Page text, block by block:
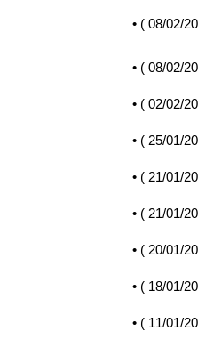
• ( 08/02/
• ( 08/02/
• ( 02/02/
• ( 25/01/
• ( 21/01/
• ( 21/01/
• ( 20/01/
• ( 18/01/
• ( 11/01/